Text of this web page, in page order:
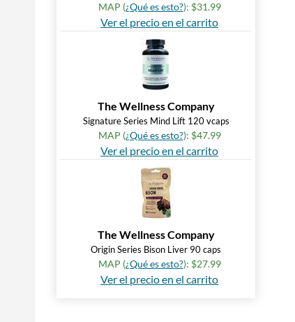
MAP (¿Qué es esto?): $31.99
Ver el precio en el carrito
The Wellness Company
Signature Series Mind Lift 120 vcaps
MAP (¿Qué es esto?): $47.99
Ver el precio en el carrito
The Wellness Company
Origin Series Bison Liver 90 caps
MAP (¿Qué es esto?): $27.99
Ver el precio en el carrito